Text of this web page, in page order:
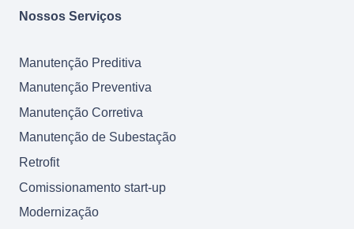
Nossos Serviços
Manutenção Preditiva
Manutenção Preventiva
Manutenção Corretiva
Manutenção de Subestação
Retrofit
Comissionamento start-up
Modernização